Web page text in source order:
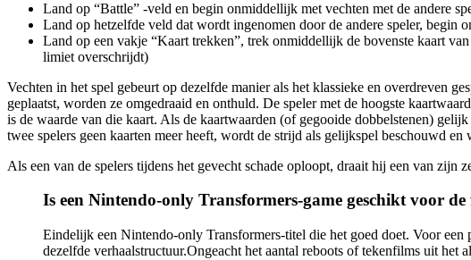
Land op “Battle” -veld en begin onmiddellijk met vechten met de andere
Land op hetzelfde veld dat wordt ingenomen door de andere speler, begin
Land op een vakje “Kaart trekken”, trek onmiddellijk de bovenste kaart
limiet overschrijdt)
Vechten in het spel gebeurt op dezelfde manier als het klassieke en overdreven
geplaatst, worden ze omgedraaid en onthuld. De speler met de hoogste
is de waarde van die kaart. Als de kaartwaarden (of gegooide dobbelstenen)
twee spelers geen kaarten meer heeft, wordt de strijd als gelijkspel beschouwd
Als een van de spelers tijdens het gevecht schade oploopt, draait hij een van
Is een Nintendo-only Transformers-game geschikt voor de
Eindelijk een Nintendo-only Transformers-titel die het goed doet. Voor
dezelfde verhaalstructuur.Ongeacht het aantal reboots of tekenfilms uit